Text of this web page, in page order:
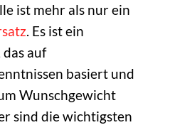
ist mehr als nur ein
. Es ist ein
auf
basiert und
Wunschgewicht
sind die wichtigsten